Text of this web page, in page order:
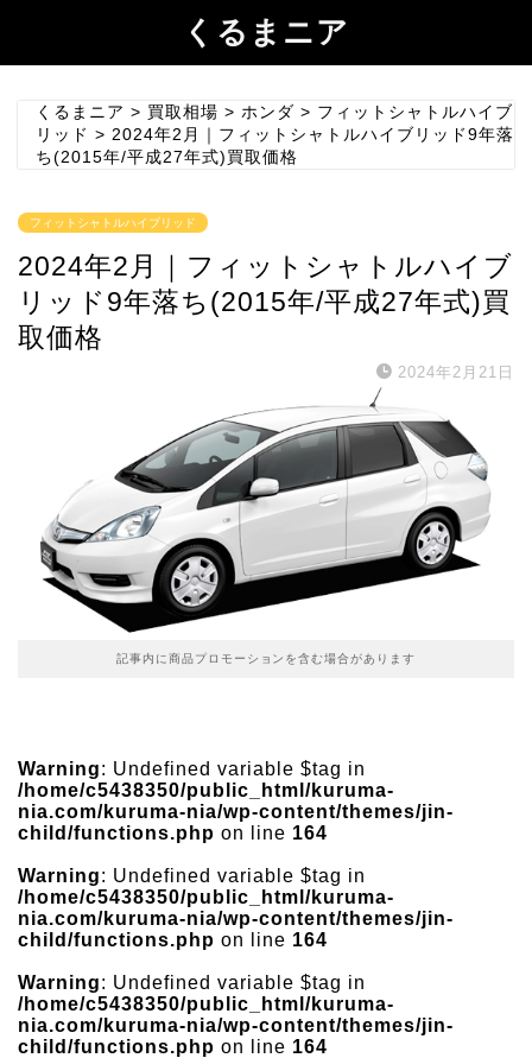
くるまニア
くるまニア > 買取相場 > ホンダ > フィットシャトルハイブ
リッド > 2024年2月｜フィットシャトルハイブリッド9年落
ち(2015年/平成27年式)買取価格
フィットシャトルハイブリッド
2024年2月｜フィットシャトルハイブ
リッド9年落ち(2015年/平成27年式)買
取価格
2024年2月21日
記事内に商品プロモーションを含む場合があります
Warning: Undefined variable $tag in
/home/c5438350/public_html/kuruma-
nia.com/kuruma-nia/wp-content/themes/jin-
child/functions.php on line 164
Warning: Undefined variable $tag in
/home/c5438350/public_html/kuruma-
nia.com/kuruma-nia/wp-content/themes/jin-
child/functions.php on line 164
Warning: Undefined variable $tag in
/home/c5438350/public_html/kuruma-
nia.com/kuruma-nia/wp-content/themes/jin-
child/functions.php on line 164